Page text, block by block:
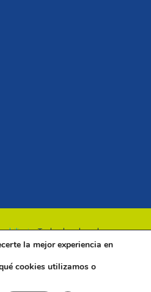
. Todos los derechos
la mejor experiencia en
cookies utilizamos o